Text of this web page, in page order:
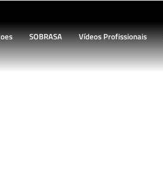
SOBRASA Vídeos Profissionais